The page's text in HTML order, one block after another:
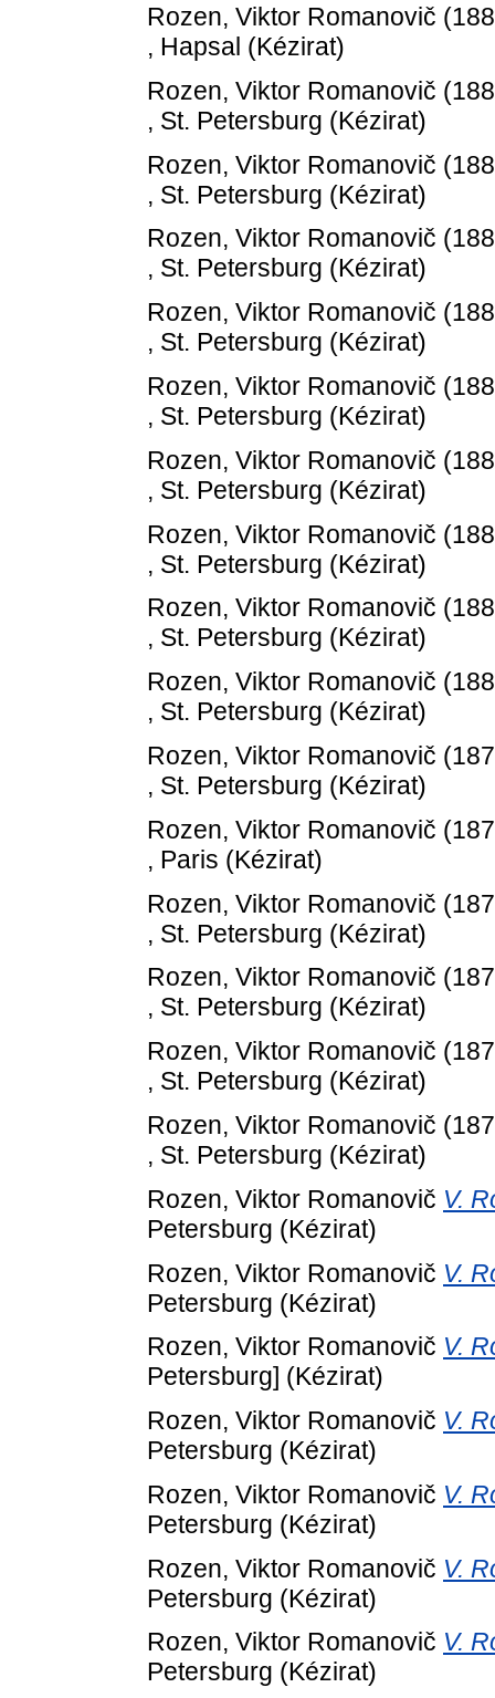
Rozen, Viktor Romanovič
, Hapsal (Kézirat)
Rozen, Viktor Romanovič
, St. Petersburg (Kézirat)
Rozen, Viktor Romanovič
, St. Petersburg (Kézirat)
Rozen, Viktor Romanovič
, St. Petersburg (Kézirat)
Rozen, Viktor Romanovič
, St. Petersburg (Kézirat)
Rozen, Viktor Romanovič
, St. Petersburg (Kézirat)
Rozen, Viktor Romanovič
, St. Petersburg (Kézirat)
Rozen, Viktor Romanovič
, St. Petersburg (Kézirat)
Rozen, Viktor Romanovič
, St. Petersburg (Kézirat)
Rozen, Viktor Romanovič
, St. Petersburg (Kézirat)
Rozen, Viktor Romanovič
, St. Petersburg (Kézirat)
Rozen, Viktor Romanovič
, Paris (Kézirat)
Rozen, Viktor Romanovič
, St. Petersburg (Kézirat)
Rozen, Viktor Romanovič
, St. Petersburg (Kézirat)
Rozen, Viktor Romanovič
, St. Petersburg (Kézirat)
Rozen, Viktor Romanovič
, St. Petersburg (Kézirat)
Rozen, Viktor Romanovič V.
Petersburg (Kézirat)
Rozen, Viktor Romanovič V.
Petersburg (Kézirat)
Rozen, Viktor Romanovič V.
Petersburg] (Kézirat)
Rozen, Viktor Romanovič V.
Petersburg (Kézirat)
Rozen, Viktor Romanovič V.
Petersburg (Kézirat)
Rozen, Viktor Romanovič V.
Petersburg (Kézirat)
Rozen, Viktor Romanovič V.
Petersburg (Kézirat)